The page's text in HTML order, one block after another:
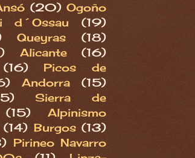
(20) Ogoño
d´Ossau
(19)
Queyras
(18)
Alicante
(16)
(16)
Picos de
Andorra
(15)
Sierra de
(15)
Alpinismo
(14) Burgos (13)
Pirineo Navarro